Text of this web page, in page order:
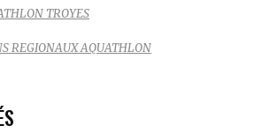
TROYES
REGIONAUX AQUATHLON